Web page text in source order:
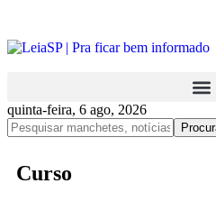
quinta-feira, 6 ago, 2026
Curso